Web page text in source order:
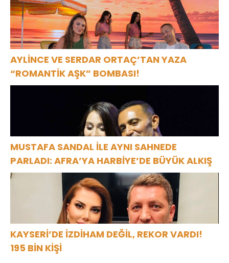
AYLİNCE VE SERDAR ORTAÇ’TAN YAZA
“ROMANTİK AŞK” BOMBASI!
MUSTAFA SANDAL İLE AYNI SAHNEDE
PARLADI: AFRA’YA HARBİYE’DE BÜYÜK ALKIŞ
KAYSERİ’DE İZDİHAM DEĞİL, REKOR VARDI!
195 BİN KİŞİ